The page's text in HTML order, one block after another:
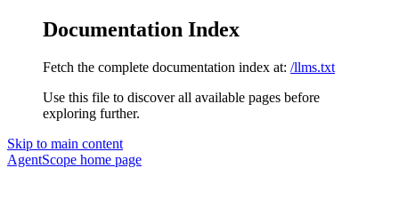
Documentation Index
Fetch the complete documentation index at: /llms.txt
Use this file to discover all available pages before
exploring further.
Skip to main content
AgentScope home page